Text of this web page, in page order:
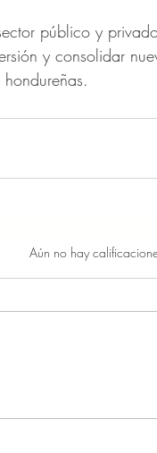
público y
y consolidar
de 5 estrellas.
Aún no hay